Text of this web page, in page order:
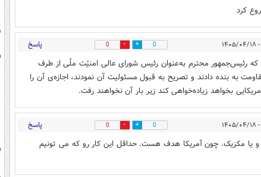
کرد
0
0 پاسخ
رئیس‌جمهور محترم به‌عنوان رئیس شورای عالی امنیّت ملّی از طرف
به بنده دادند و تصریح به قبول مسئولیت آن نمودند، اجازه‌ی آن را
بخواهد زیاده‌خواهی کند زیر بار آن نخواهند رفت.
0
0 پاسخ
و یا مکزیک. چون آمریکا هدف هست. حداقل این کار رو که می تونیم